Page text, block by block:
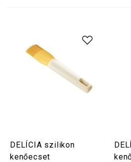
DELÍCIA szilikon
kenőecset